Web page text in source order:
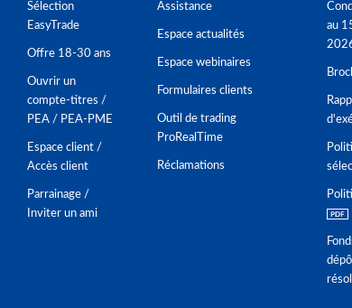
Sélection
EasyTrade
Offre 18-30 ans
Ouvrir un
compte-titres /
PEA / PEA-PME
Espace client /
Accès client
Parrainage /
Inviter un ami
Assistance
Espace actualités
Espace webinaires
Formulaires clients
Outil de trading
ProRealTime
Réclamations
au